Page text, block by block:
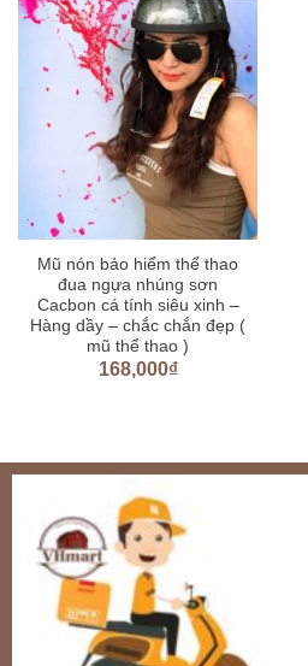
Mũ nón bảo hiểm thể thao
đua ngựa nhúng sơn
Cacbon cá tính siêu xinh –
Hàng dầy – chắc chắn đẹp (
mũ thể thao )
168,000₫